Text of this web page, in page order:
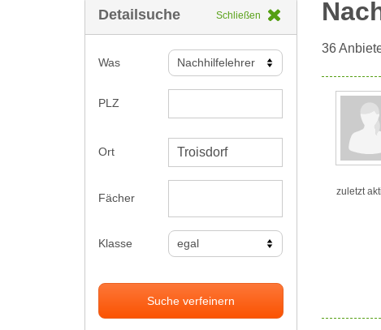
Detailsuche Schließen
Was
PLZ
Ort
Fächer
Klasse
Suche verfeinern
36
zuletzt